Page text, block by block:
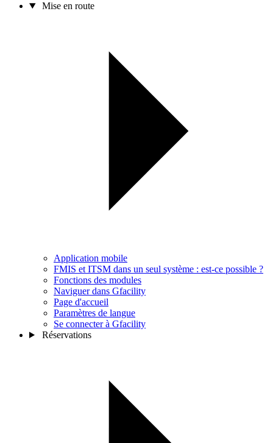
Mise en route
Application mobile
FMIS et ITSM dans un seul système : est-ce possible ?
Fonctions des modules
Naviguer dans Gfacility
Page d'accueil
Paramètres de langue
Se connecter à Gfacility
Réservations